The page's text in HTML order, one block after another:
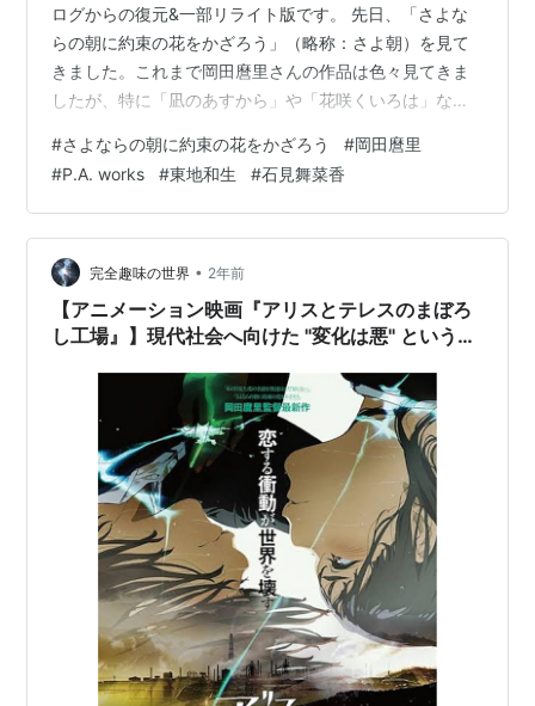
ログからの復元&一部リライト版です。 先日、「さよな
らの朝に約束の花をかざろう」（略称：さよ朝）を見て
きました。これまで岡田麿里さんの作品は色々見てきま
したが、特に「凪のあすから」や「花咲くいろは」など
時から、もうずっと公開を楽しみにしてたんですが、結
果予想通り、いや、予想以上に素晴らしい作品！！だっ
たので、今回記事にまとめようと思いました！ つたない
文章で恐縮ですが、もし同じようにさよ朝を見て感動し
た方がいらっしゃいましたら一緒に振り返っていただけ
ると幸いです。 ※注…
#さよならの朝に約束の花をかざろう #岡田麿里
#P.A. works #東地和生 #石見舞菜香
完全趣味の世界 • 2年前
【アニメーション映画『アリスとテレスのまぼろ
し工場』】現代社会へ向けた "変化は悪" という強